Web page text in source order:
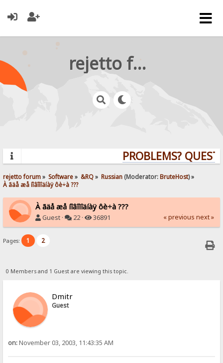
rejetto forum
PROBLEMS?
rejetto forum» Software» &RQ» Russian (Moderator:BruteHost) »
À ãäå æå íîâîìîäíàÿ ôè÷à ???
À ãäå æå íîâîìîäíàÿ ôè÷à ???
Guest · 22 · 36891 « previous next »
Pages: 1 2
0 Members and 1 Guest are viewing this topic.
Dmitr
Guest
on:November 03, 2003, 11:43:35 AM